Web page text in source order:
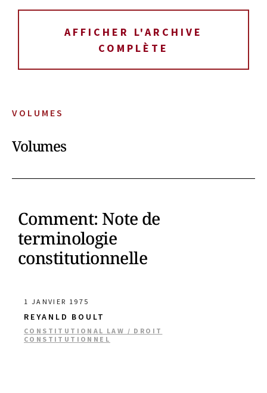
VOLUMES
Volumes
Comment: Note de
terminologie
constitutionnelle
1 JANVIER 1975
REYANLD BOULT
CONSTITUTIONAL LAW / DROIT
CONSTITUTIONNEL
AFFICHER L'ARCHIVE
COMPLÈTE